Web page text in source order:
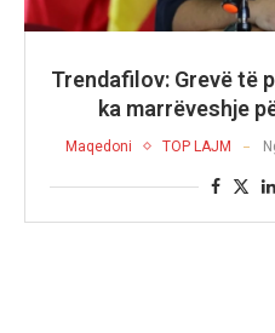
Trendafilov: Grevë të
ka marrëveshje
Maqedoni TOP LAJM